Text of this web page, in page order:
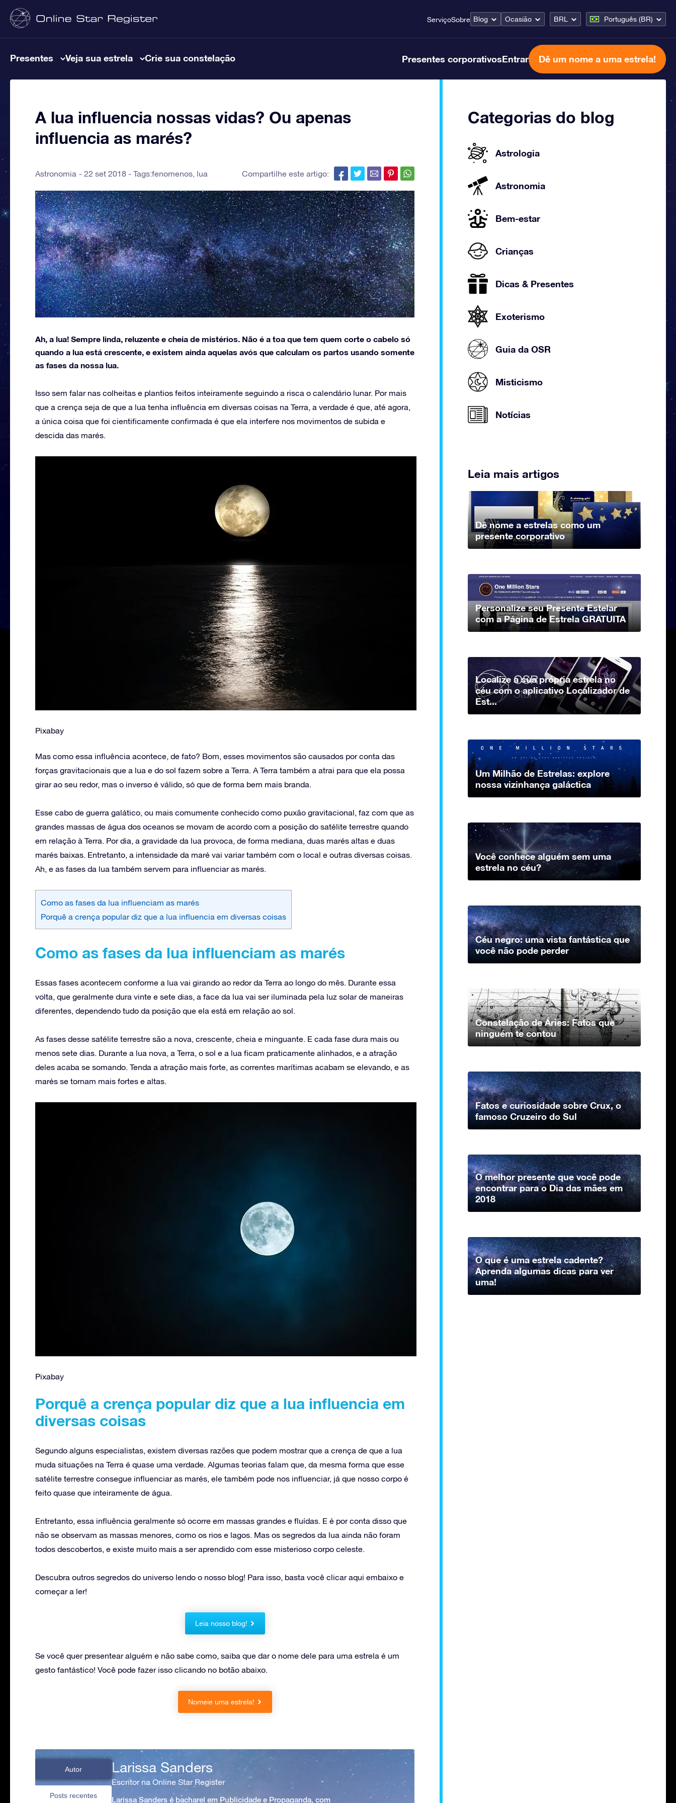
ServiçoSobre Blog Ocasião BRL Português (BR)
Presentes Veja sua estrela Crie sua constelação Presentes corporativosEntrar Dê um nome a uma estrela!
A lua influencia nossas vidas? Ou apenas
influencia as marés?
Astronomia 22 set 2018 - Tags:fenomenos, lua Compartilhe este artigo:
Ah, a lua! Sempre linda, reluzente e cheia de mistérios. Não é a toa que tem quem corte o cabelo só
quando a lua está crescente, e existem ainda aquelas avós que calculam os partos usando somente
as fases da nossa lua.
Isso sem falar nas colheitas e plantios feitos inteiramente seguindo a risca o calendário lunar. Por mais
que a crença seja de que a lua tenha influência em diversas coisas na Terra, a verdade é que, até agora,
a única coisa que foi cientificamente confirmada é que ela interfere nos movimentos de subida e
descida das marés.
Pixabay
Mas como essa influência acontece, de fato? Bom, esses movimentos são causados por conta das
forças gravitacionais que a lua e do sol fazem sobre a Terra. A Terra também a atrai para que ela possa
girar ao seu redor, mas o inverso é válido, só que de forma bem mais branda.
Esse cabo de guerra galático, ou mais comumente conhecido como puxão gravitacional, faz com que as
grandes massas de água dos oceanos se movam de acordo com a posição do satélite terrestre quando
em relação à Terra. Por dia, a gravidade da lua provoca, de forma mediana, duas marés altas e duas
marés baixas. Entretanto, a intensidade da maré vai variar também com o local e outras diversas coisas.
Ah, e as fases da lua também servem para influenciar as marés.
Como as fases da lua influenciam as marés
Porquê a crença popular diz que a lua influencia em diversas coisas
Como as fases da lua influenciam as marés
Essas fases acontecem conforme a lua vai girando ao redor da Terra ao longo do mês. Durante essa
volta, que geralmente dura vinte e sete dias, a face da lua vai ser iluminada pela luz solar de maneiras
diferentes, dependendo tudo da posição que ela está em relação ao sol.
As fases desse satélite terrestre são a nova, crescente, cheia e minguante. E cada fase dura mais ou
menos sete dias. Durante a lua nova, a Terra, o sol e a lua ficam praticamente alinhados, e a atração
deles acaba se somando. Tenda a atração mais forte, as correntes marítimas acabam se elevando, e as
marés se tornam mais fortes e altas.
Pixabay
Porquê a crença popular diz que a lua influencia em
diversas coisas
Segundo alguns especialistas, existem diversas razões que podem mostrar que a crença de que a lua
muda situações na Terra é quase uma verdade. Algumas teorias falam que, da mesma forma que esse
satélite terrestre consegue influenciar as marés, ele também pode nos influenciar, já que nosso corpo é
feito quase que inteiramente de água.
Entretanto, essa influência geralmente só ocorre em massas grandes e fluídas. E é por conta disso que
não se observam as massas menores, como os rios e lagos. Mas os segredos da lua ainda não foram
todos descobertos, e existe muito mais a ser aprendido com esse misterioso corpo celeste.
Descubra outros segredos do universo lendo o nosso blog! Para isso, basta você clicar aqui embaixo e
começar a ler!
Leia nosso blog!
Se você quer presentear alguém e não sabe como, saiba que dar o nome dele para uma estrela é um
gesto fantástico! Você pode fazer isso clicando no botão abaixo.
Nomeie uma estrela!
Autor
Posts recentes
Larissa Sanders
Escritor na Online Star Register
Larissa Sanders é bacharel em Publicidade e Propaganda, com
Categorias do blog
Astrologia
Astronomia
Bem-estar
Crianças
Dicas & Presentes
Exoterismo
Guia da OSR
Misticismo
Notícias
Leia mais artigos
Dê nome a estrelas como um
presente corporativo
Personalize seu Presente Estelar
com a Página de Estrela GRATUITA
Localize a sua própria estrela no
céu com o aplicativo Localizador de
Est...
Um Milhão de Estrelas: explore
nossa vizinhança galáctica
Você conhece alguém sem uma
estrela no céu?
Céu negro: uma vista fantástica que
você não pode perder
Constelação de Áries: Fatos que
ninguém te contou
Fatos e curiosidade sobre Crux, o
famoso Cruzeiro do Sul
O melhor presente que você pode
encontrar para o Dia das mães em
2018
O que é uma estrela cadente?
Aprenda algumas dicas para ver
uma!